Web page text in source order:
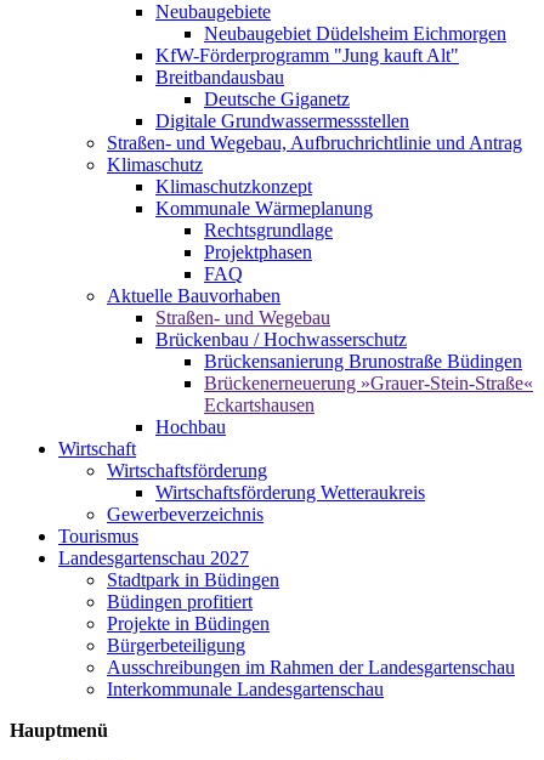
Neubaugebiete
Neubaugebiet Düdelsheim Eichmorgen
KfW-Förderprogramm "Jung kauft Alt"
Breitbandausbau
Deutsche Giganetz
Digitale Grundwassermessstellen
Straßen- und Wegebau, Aufbruchrichtlinie und Antrag
Klimaschutz
Klimaschutzkonzept
Kommunale Wärmeplanung
Rechtsgrundlage
Projektphasen
FAQ
Aktuelle Bauvorhaben
Straßen- und Wegebau
Brückenbau / Hochwasserschutz
Brückensanierung Brunostraße Büdingen
Brückenerneuerung »Grauer-Stein-Straße«
Eckartshausen
Hochbau
Wirtschaft
Wirtschaftsförderung
Wirtschaftsförderung Wetteraukreis
Gewerbeverzeichnis
Tourismus
Landesgartenschau 2027
Stadtpark in Büdingen
Büdingen profitiert
Projekte in Büdingen
Bürgerbeteiligung
Ausschreibungen im Rahmen der Landesgartenschau
Interkommunale Landesgartenschau
Hauptmenü